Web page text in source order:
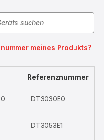
meines Produkts?
Referenznummer
DT3030E0
DT3053E1